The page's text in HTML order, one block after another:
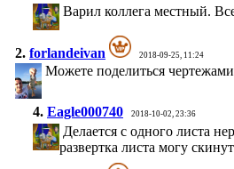
Варил коллега местный.
2. forlandeivan 2018-09-25, 11:24
Можете поделиться
4. Eagle000740 2018-10-02, 23:36
Делается с одного листа
развертка листа могу